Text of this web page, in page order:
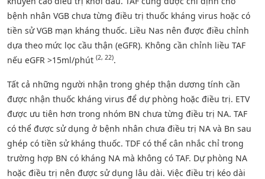
bệnh nhân VGB chưa từng điều trị thuốc kháng virus hoặc có
tiền sử VGB mạn kháng thuốc. Liều Nas nên được điều chỉnh
dựa theo mức lọc cầu thận (eGFR). Không cần chỉnh liều TAF
nếu eGFR >15ml/phút (2, 22).
Tất cả những người nhận trong ghép thận dương tính cần
được nhận thuốc kháng virus để dự phòng hoặc điều trị. ETV
được ưu tiên hơn trong nhóm BN chưa từng điều trị NA. TAF
có thể được sử dụng ở bệnh nhân chưa điều trị NA và Bn sau
ghép có tiền sử kháng thuốc. TDF có thể cân nhắc chỉ trong
trường hợp BN có kháng NA mà không có TAF. Dự phòng NA
hoặc điều trị nên được sử dụng lâu dài. Việc điều trị kéo dài